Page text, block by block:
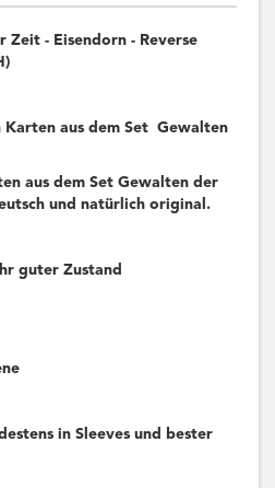
Zeit - Eisendorn - Reverse
aus dem Set Gewalten
aus dem Set Gewalten der
und natürlich original.
guter Zustand
in Sleeves und bester